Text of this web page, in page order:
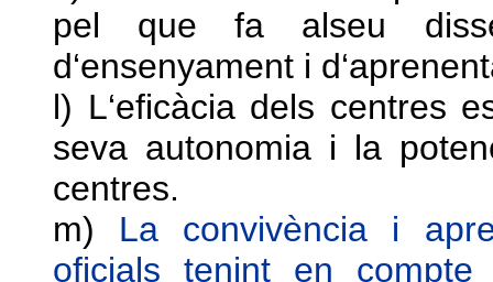
pel que fa alseu
d‘ensenyament i
l) L‘eficàcia dels centres
seva autonomia i la
centres.
m) La convivència i
oficials tenint en